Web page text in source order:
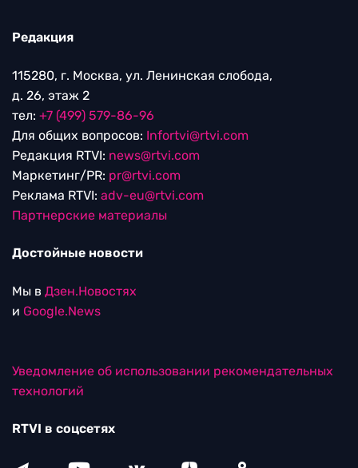
Редакция
115280, г. Москва, ул. Ленинская слобода,
д. 26, этаж 2
тел: +7 (499) 579-86-96
Для общих вопросов: Infortvi@rtvi.com
Редакция RTVI: news@rtvi.com
Маркетинг/PR: pr@rtvi.com
Реклама RTVI: adv-eu@rtvi.com
Партнерские материалы
Достойные новости
Мы в Дзен.Новостях
и Google.News
Уведомление об использовании рекомендательных
технологий
RTVI в соцсетях